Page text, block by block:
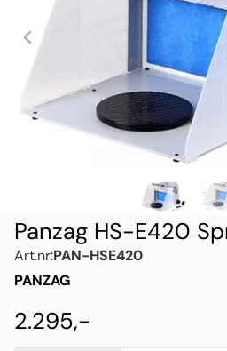
Panzag HS-E420
Art.nr:PAN-HSE420
PANZAG
2.295,-